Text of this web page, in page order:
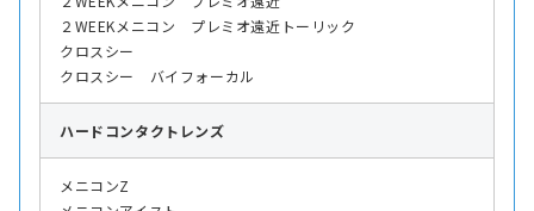
２WEEKメニコン プレミオ遠近トーリック
クロスシー
クロスシー バイフォーカル
ハード コンタクトレンズ
メニコンZ